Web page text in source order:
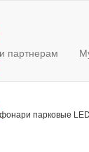
партнерам
парковые